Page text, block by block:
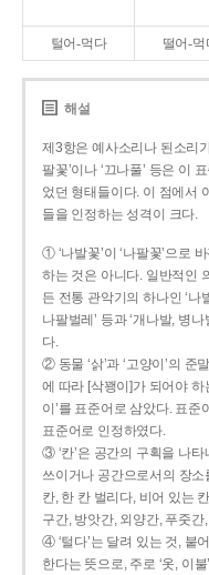
털어-먹다 떨어-먹
해설
제3항은 예사소리나 된소리
팔꽃’이나 ‘끄나풀’ 등은 이
었던 형태들이다. 이 점에서
들을 인정하는 성격이 크다.
① ‘나발꽃’이 ‘나팔꽃’으로
하는 것은 아니다. 일반적인
든 전통 관악기의 하나인 ‘나
나팔벌레’ 등과 ‘개나발, 병
다.
② 동물 ‘삵’과 ‘고양이’의 준
에 따라 [삭꽹이]가 되어야 하
이’를 표준어로 삼았다. 표준
표준어로 인정하였다.
③ ‘칸’은 공간의 구획을 나타
쓰이거나 공간으로서의 장소
칸, 한 칸 벌리다, 비어 있는
구간, 방앗간, 외양간, 푸줏간,
④ ‘털다’는 달려 있는 것, 붙
한다는 뜻으로, 주로 ‘옷, 이